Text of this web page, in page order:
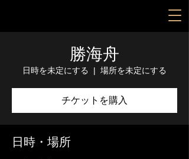
勝海舟
日時を未定にする
  |
場所を未定にする
チケットを購入
日時・場所